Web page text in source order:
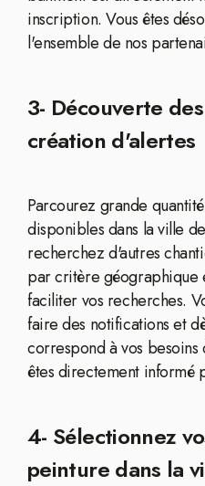
inscription. Vous êtes
l'ensemble de nos
3- Découverte
création d'alertes
Parcourez grande
disponibles dans la ville
recherchez d'autres
par critère géographique
faciliter vos recherches.
faire des notifications et
correspond à vos
êtes directement informé
4- Sélectionnez
peinture dans la